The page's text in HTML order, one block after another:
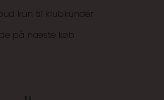
kun til klubkunder
på næste køb